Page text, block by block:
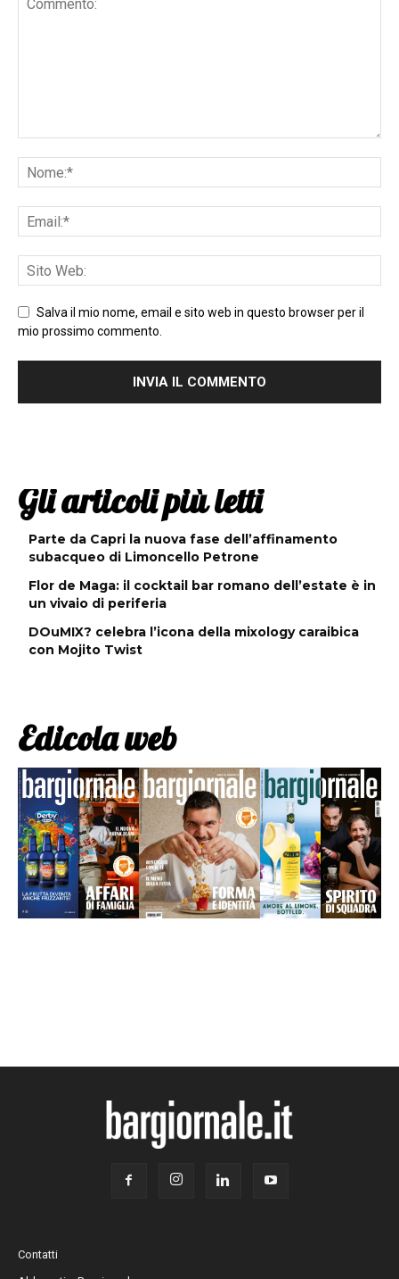
Salva il mio nome, email e sito web in questo browser per il
mio prossimo commento.
Gli articoli più letti
Parte da Capri la nuova fase dell’affinamento
subacqueo di Limoncello Petrone
Flor de Maga: il cocktail bar romano dell’estate è in
un vivaio di periferia
DOuMIX? celebra l’icona della mixology caraibica
con Mojito Twist
Edicola web
Contatti